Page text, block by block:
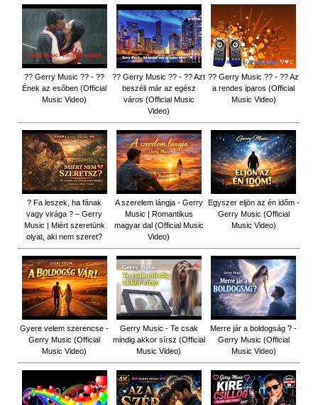
?? Gerry Music ?? - ??
Ének az esőben (Official
Music Video)
?? Gerry Music ?? - ?? Azt
beszéli már az egész
város (Official Music
Video)
?? Gerry Music ?? - ?? Az
a rendes iparos (Official
Music Video)
? Fa leszek, ha fának
vagy virága ? – Gerry
Music | Miért szeretünk
olyat, aki nem szeret?
A szerelem lángja - Gerry
Music | Romantikus
magyar dal (Official Music
Video)
Egyszer eljön az én időm -
Gerry Music (Official
Music Video)
Gyere velem szerencse -
Gerry Music (Official
Music Video)
Gerry Music - Te csak
mindig akkor sírsz (Official
Music Video)
Merre jár a boldogság ? -
Gerry Music (Official
Music Video)